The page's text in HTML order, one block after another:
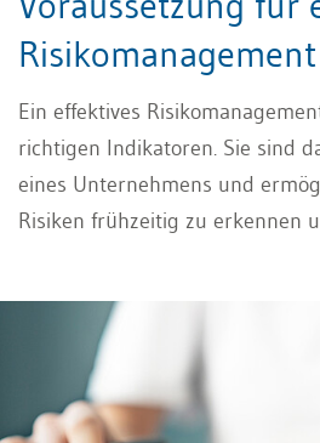
Risikomanagement
Ein effektives
richtigen Indikatoren. Sie sind
eines Unternehmens und
Risiken frühzeitig zu erkennen
diesem Beitrag.